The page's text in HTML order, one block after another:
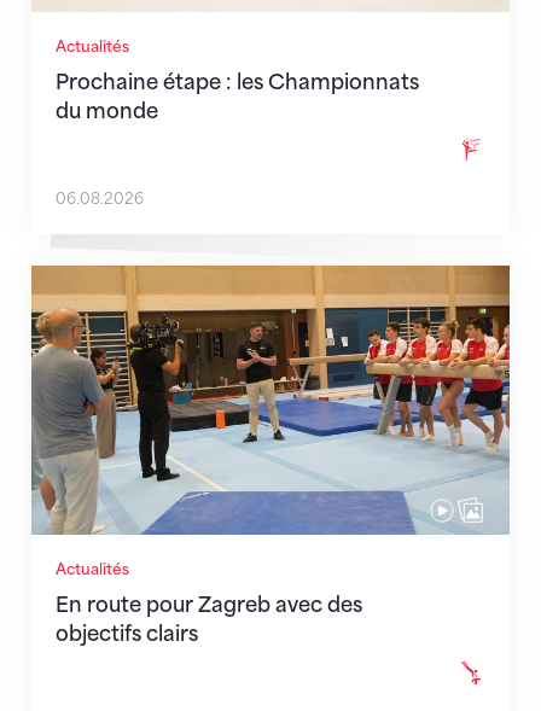
Actualités
Prochaine étape : les Championnats
du monde
06.08.2026
Actualités
En route pour Zagreb avec des
objectifs clairs
En route pour Zagreb avec des objectifs clairs